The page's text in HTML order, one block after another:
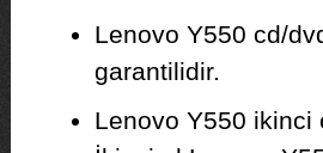
Lenovo Y550 cd/
garantilidir.
Lenovo Y550 ikinci